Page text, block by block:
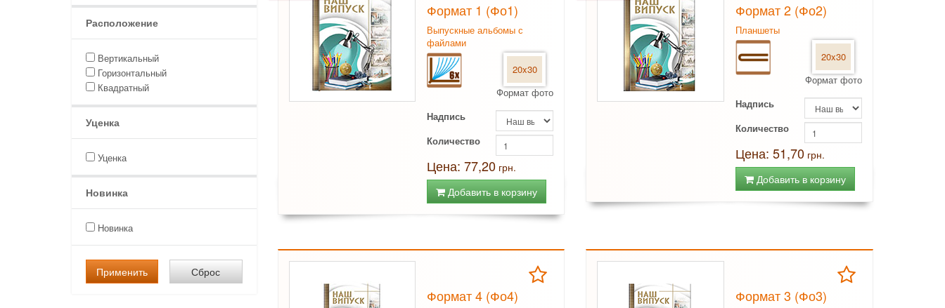
Расположение
Вертикальный
Горизонтальный
Квадратный
Уценка
Уценка
Новинка
Новинка
Применить Сброс
Формат 1 (Фо1)
Выпускные альбомы с
файлами
20x30
Формат фото
Надпись
Количество
Цена: 77,20грн.
Добавить в корзину
Формат 2 (Фо2)
Планшеты
20x30
Формат фото
Надпись
Количество
Цена: 51,70грн.
Добавить в корзину
Формат 4 (Фо4) Формат 3 (Фо3)